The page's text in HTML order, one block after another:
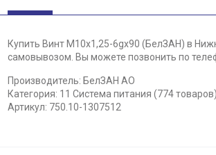
Купить Винт М10х1,25-6gх90 (БелЗАН) в
самовывозом. Вы можете позвонить по
Производитель: БелЗАН АО
Категория: 11 Система питания (774 товаров)
Артикул: 750.10-1307512